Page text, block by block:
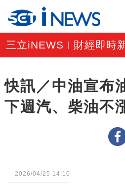
三立iNEWS 財經即時
快訊／中油宣布
下週汽、柴油不
2026/04/25 14:10